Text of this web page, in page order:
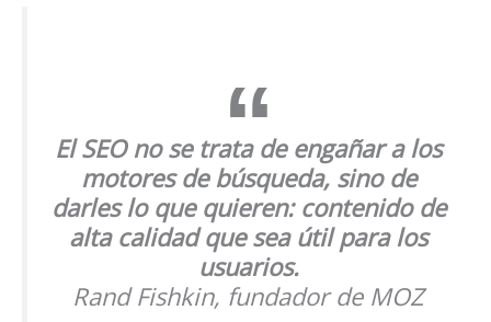
El SEO no se trata de engañar a los
motores de búsqueda, sino de
darles lo que quieren: contenido de
alta calidad que sea útil para los
usuarios.
Rand Fishkin, fundador de MOZ